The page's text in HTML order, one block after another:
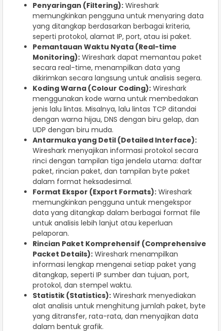
Penyaringan (Filtering): Wireshark
memungkinkan pengguna untuk menyaring data
yang ditangkap berdasarkan berbagai kriteria,
seperti protokol, alamat IP, port, atau isi paket.
Pemantauan Waktu Nyata (Real-time
Monitoring): Wireshark dapat memantau paket
secara real-time, menampilkan data yang
dikirimkan secara langsung untuk analisis segera.
Koding Warna (Colour Coding): Wireshark
menggunakan kode warna untuk membedakan
jenis lalu lintas. Misalnya, lalu lintas TCP ditandai
dengan warna hijau, DNS dengan biru gelap, dan
UDP dengan biru muda.
Antarmuka yang Detil (Detailed Interface):
Wireshark menyajikan informasi protokol secara
rinci dengan tampilan tiga jendela utama: daftar
paket, rincian paket, dan tampilan byte paket
dalam format heksadesimal.
Format Ekspor (Export Formats): Wireshark
memungkinkan pengguna untuk mengekspor
data yang ditangkap dalam berbagai format file
untuk analisis lebih lanjut atau keperluan
pelaporan.
Rincian Paket Komprehensif (Comprehensive
Packet Details): Wireshark menampilkan
informasi lengkap mengenai setiap paket yang
ditangkap, seperti IP sumber dan tujuan, port,
protokol, dan stempel waktu.
Statistik (Statistics): Wireshark menyediakan
alat analisis untuk menghitung jumlah paket, byte
yang ditransfer, rata-rata, dan menyajikan data
dalam bentuk grafik.